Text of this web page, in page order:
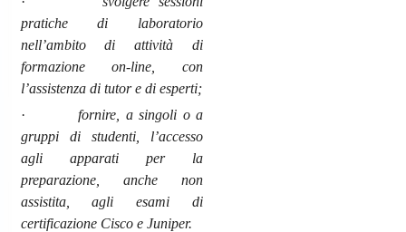
pratiche di laboratorio
nell’ambito di attività di
formazione on-line, con
l’assistenza di tutor e di esperti;
· fornire, a singoli o a
gruppi di studenti, l’accesso
agli apparati per la
preparazione, anche non
assistita, agli esami di
certificazione Cisco e Juniper.